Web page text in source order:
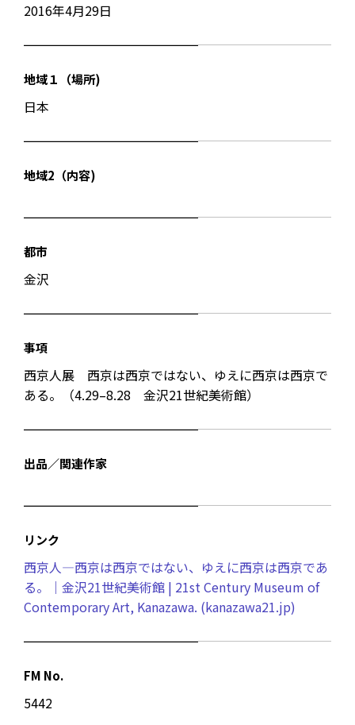
2016年4月29日
地域１（場所)
日本
地域2（内容)
都市
金沢
事項
西京人展 西京は西京ではない、ゆえに西京は西京で
ある。（4.29–8.28 金沢21世紀美術館）
出品／関連作家
リンク
西京人—西京は西京ではない、ゆえに西京は西京であ
る。｜金沢21世紀美術館 | 21st Century Museum of
Contemporary Art, Kanazawa. (kanazawa21.jp)
FM No.
5442